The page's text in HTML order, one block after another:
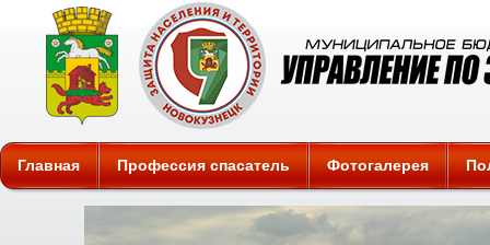
Защита
Главная Профессия спасатель Фотогалерея